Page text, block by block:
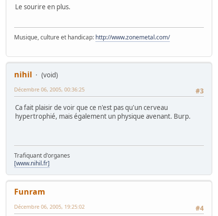
Le sourire en plus.
Musique, culture et handicap: http://www.zonemetal.com/
nihil
(void)
#3
Décembre 06, 2005, 00:36:25
Ca fait plaisir de voir que ce n'est pas qu'un cerveau
hypertrophié, mais également un physique avenant. Burp.
Trafiquant d'organes
[www.nihil.fr]
Funram
#4
Décembre 06, 2005, 19:25:02